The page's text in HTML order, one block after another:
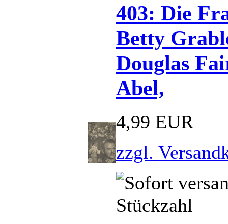
403: Die
Betty
Douglas
Abel,
4,99 EUR
zzgl.